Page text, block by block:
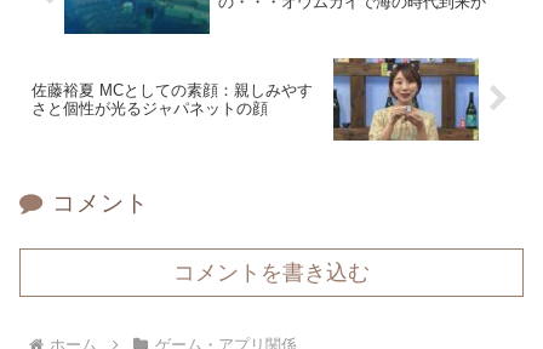
佐藤裕夏 MCとしての素顔：親しみやす
さと個性が光るジャパネットの顔
コメント
コメントを書き込む
ホーム ゲーム・アプリ関係